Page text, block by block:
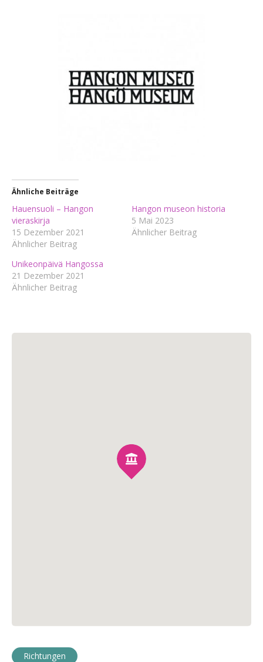
Ähnliche Beiträge
Hauensuoli – Hangon
vieraskirja
15 Dezember 2021
Ähnlicher Beitrag
Hangon museon historia
5 Mai 2023
Ähnlicher Beitrag
Unikeonpäivä Hangossa
21 Dezember 2021
Ähnlicher Beitrag
Richtungen